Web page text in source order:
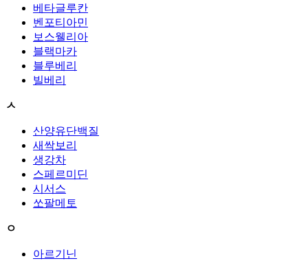
베타글루칸
벤포티아민
보스웰리아
블랙마카
블루베리
빌베리
ㅅ
산양유단백질
새싹보리
생강차
스페르미딘
시서스
쏘팔메토
ㅇ
아르기닌